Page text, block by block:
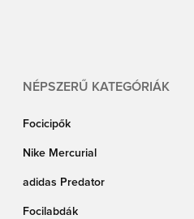
NÉPSZERŰ KATEGÓRIÁK
Focicipők
Nike Mercurial
adidas Predator
Focilabdák